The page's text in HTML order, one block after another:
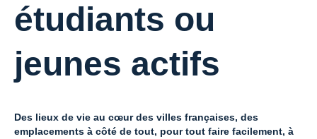
étudiants ou
jeunes actifs
Des lieux de vie au cœur des villes françaises, des
emplacements à côté de tout, pour tout faire facilement, à